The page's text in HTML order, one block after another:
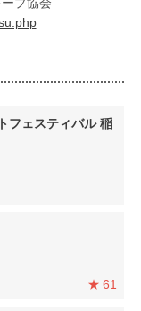
フェスティバル 稲
61